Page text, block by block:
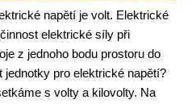
napětí je volt. Elektrické
elektrické síly při
z jednoho bodu prostoru do
jednotky pro elektrické napětí?
s volty a kilovolty. Na